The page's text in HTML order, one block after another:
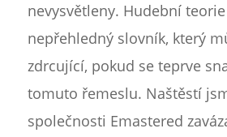
nevysvětleny. Hudební
nepřehledný slovník, který
zdrcující, pokud se teprve
tomuto řemeslu. Naštěstí
společnosti Emastered